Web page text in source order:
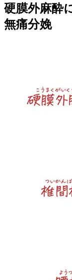
硬膜外麻酔
無痛分娩